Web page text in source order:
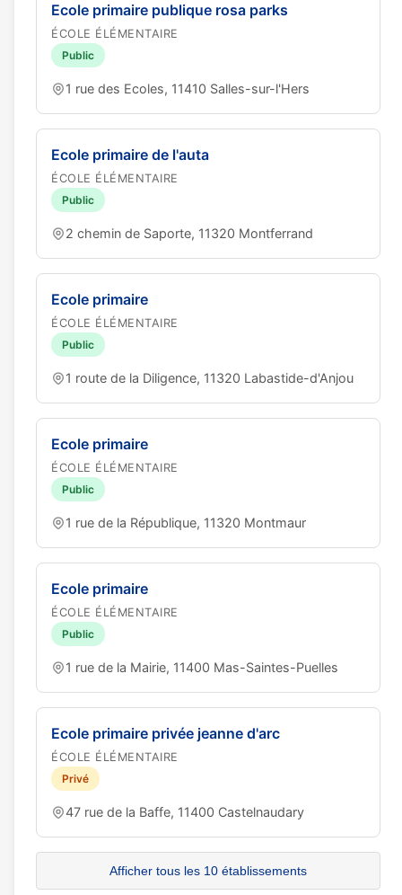
Ecole primaire publique rosa parks
ÉCOLE ÉLÉMENTAIRE
Public
1 rue des Ecoles, 11410 Salles-sur-l'Hers
Ecole primaire de l'auta
ÉCOLE ÉLÉMENTAIRE
Public
2 chemin de Saporte, 11320 Montferrand
Ecole primaire
ÉCOLE ÉLÉMENTAIRE
Public
1 route de la Diligence, 11320 Labastide-d'Anjou
Ecole primaire
ÉCOLE ÉLÉMENTAIRE
Public
1 rue de la République, 11320 Montmaur
Ecole primaire
ÉCOLE ÉLÉMENTAIRE
Public
1 rue de la Mairie, 11400 Mas-Saintes-Puelles
Ecole primaire privée jeanne d'arc
ÉCOLE ÉLÉMENTAIRE
Privé
47 rue de la Baffe, 11400 Castelnaudary
Afficher tous les 10 établissements